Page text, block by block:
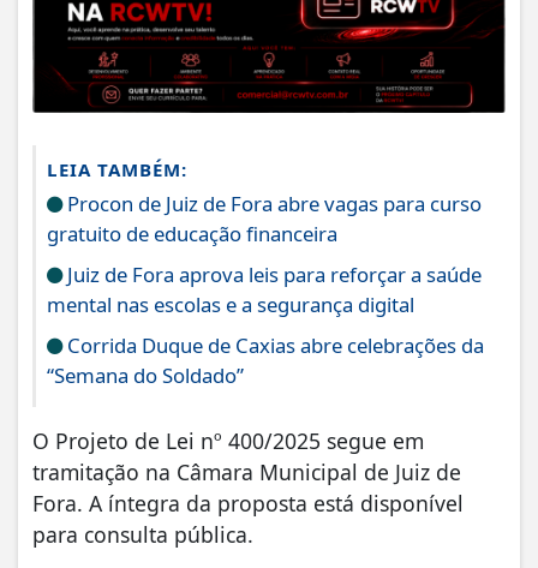
LEIA TAMBÉM:
Procon de Juiz de Fora abre vagas para curso
gratuito de educação financeira
Juiz de Fora aprova leis para reforçar a saúde
mental nas escolas e a segurança digital
Corrida Duque de Caxias abre celebrações da
“Semana do Soldado”
O Projeto de Lei nº 400/2025 segue em
tramitação na Câmara Municipal de Juiz de
Fora. A íntegra da proposta está disponível
para consulta pública.